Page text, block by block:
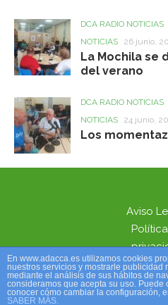
DCA RADIO NOTICIAS
NOTICIAS
26 junio,
La Mochila se
del verano
DCA RADIO NOTICIAS
NOTICIAS
24 junio,
Los
Aviso
ADACCA 2026 - Todos
En www.adacca.es utilizamos cookies
nuestros servicios y mostrarle publicidad
mediante el análisis de sus hábitos de
consideramos que acepta su uso. Puede
conocer cómo cambiar la configuración,
SABER MÁS.